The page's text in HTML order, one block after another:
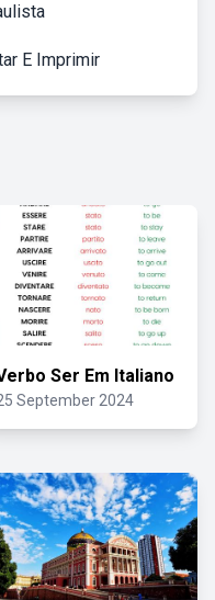
E Imprimir
Ser Em Italiano
September 2024